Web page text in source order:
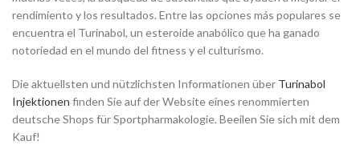
rendimiento y los resultados. Entre las opciones más populares se
encuentra el Turinabol, un esteroide anabólico que ha ganado
notoriedad en el mundo del fitness y el culturismo.
Die aktuellsten und nützlichsten Informationen über Turinabol
Injektionen finden Sie auf der Website eines renommierten
deutsche Shops für Sportpharmakologie. Beeilen Sie sich mit dem
Kauf!